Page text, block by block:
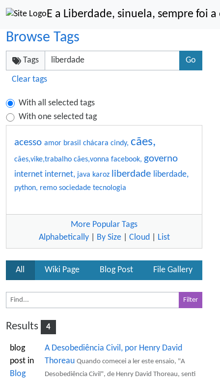
Site identity, navigation, etc.
E a Liberdade, sinuela, sempre foi
Navigation and related functionality
Browse Tags
Tags
Clear tags
With all selected tags
With one selected tag
acesso amor brasil chácara cindy, cães,
cães,vike,trabalho cães,vonna facebook, governo
internet internet, java karoz liberdade liberdade,
python, remo sociedade tecnologia
More Popular Tags
Alphabetically| By Size| Cloud List
All Wiki Page Blog Post File Gallery
Results 4
blog
post in
Blog
A Desobediência Civil, por Henry David
Thoreau Quando comecei a ler este ensaio, "A
Desobediência Civil", de Henry David Thoreau, senti